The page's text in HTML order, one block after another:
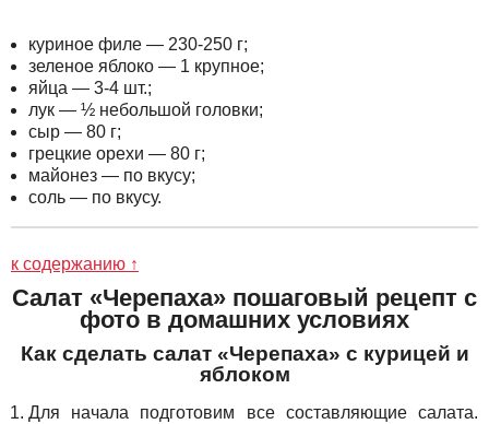
куриное филе — 230-250 г;
зеленое яблоко — 1 крупное;
яйца — 3-4 шт.;
лук — ½ небольшой головки;
сыр — 80 г;
грецкие орехи — 80 г;
майонез — по вкусу;
соль — по вкусу.
к содержанию ↑
Салат «Черепаха» пошаговый рецепт с
фото в домашних условиях
Как сделать салат «Черепаха» с курицей и
яблоком
Для начала подготовим все составляющие салата.